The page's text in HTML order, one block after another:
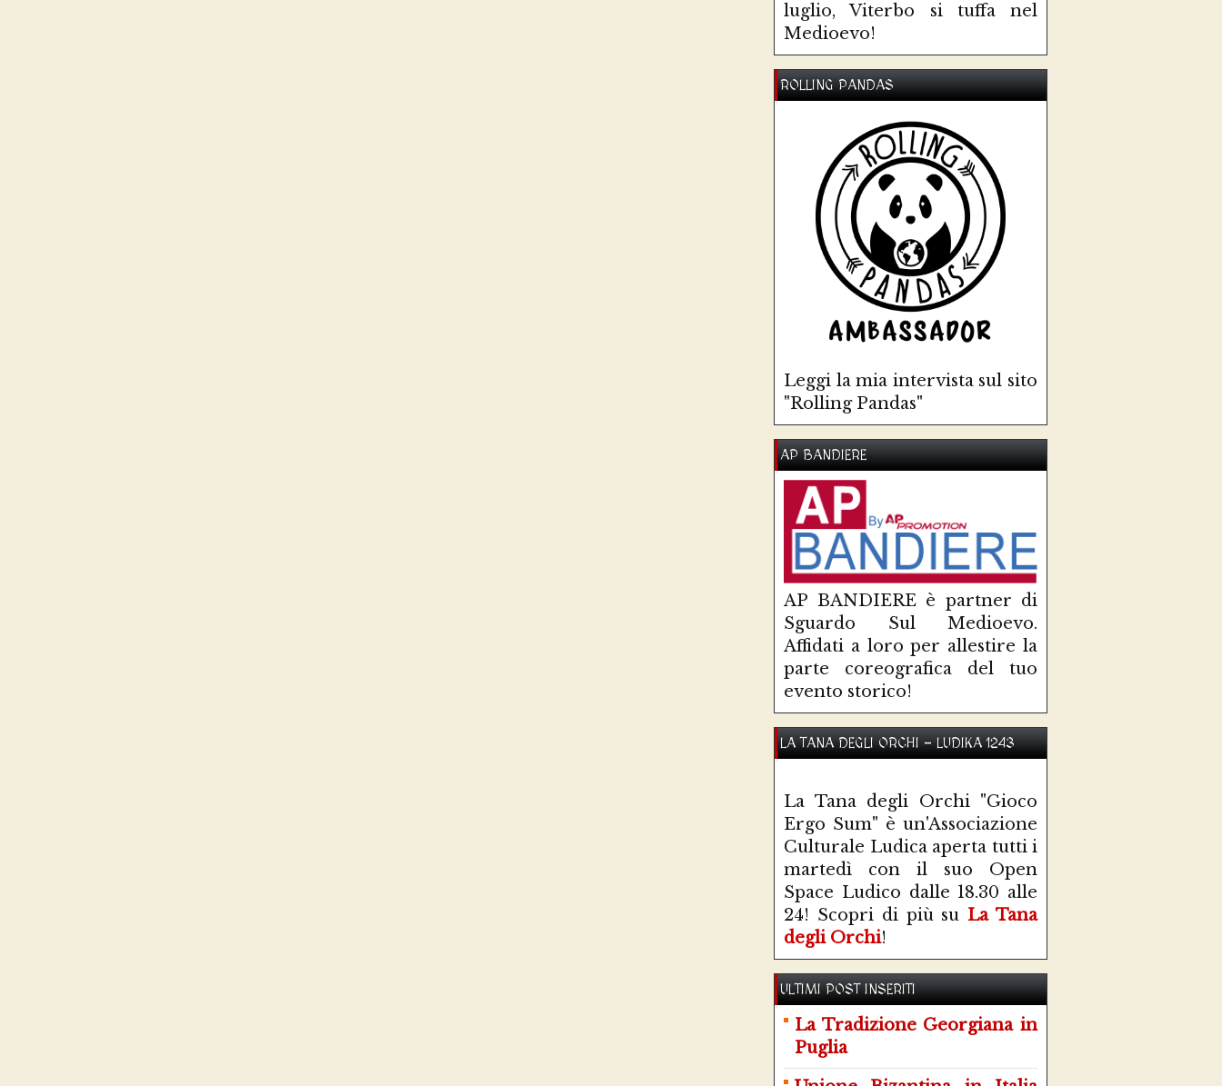
luglio, Viterbo si tuffa nel
Medioevo!
ROLLING PANDAS
Leggi la mia intervista sul sito
"Rolling Pandas"
AP BANDIERE
AP BANDIERE è partner di
Sguardo Sul Medioevo.
Affidati a loro per allestire la
parte coreografica del tuo
evento storico!
LA TANA DEGLI ORCHI - LUDIKA 1243
La Tana degli Orchi "Gioco
Ergo Sum" è un'Associazione
Culturale Ludica aperta tutti i
martedì con il suo Open
Space Ludico dalle 18.30 alle
24! Scopri di più su La Tana
degli Orchi!
ULTIMI POST INSERITI
La Tradizione Georgiana in
Puglia